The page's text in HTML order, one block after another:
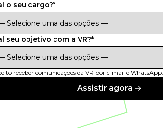
o seu cargo?*
seu objetivo com a VR?*
receber comunicações da VR por e-mail e WhatsApp.
Assistir agora